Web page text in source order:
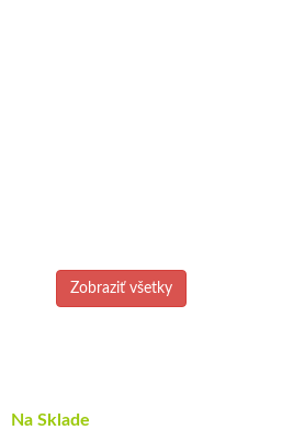
Zobraziť všetky
Na Sklade